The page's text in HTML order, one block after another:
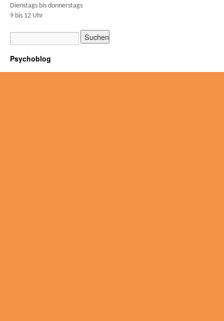
Dienstags bis donnerstags
9 bis 12 Uhr
Psychoblog